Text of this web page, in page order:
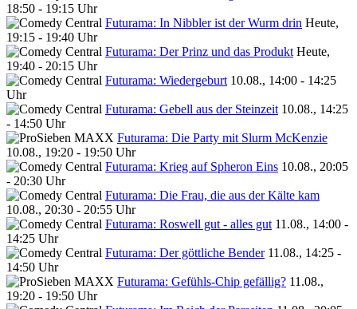
18:50 - 19:15 Uhr
Futurama: In Nibbler ist der Wurm drin Heute,
19:15 - 19:40 Uhr
Futurama: Der Prinz und das Produkt Heute,
19:40 - 20:15 Uhr
Futurama: Wiedergeburt 10.08., 14:00 - 14:25
Uhr
Futurama: Gebell aus der Steinzeit 10.08., 14:25
- 14:50 Uhr
Futurama: Die Party mit Slurm McKenzie
10.08., 19:20 - 19:50 Uhr
Futurama: Krieg auf Spheron Eins 10.08., 20:05
- 20:30 Uhr
Futurama: Die Frau, die aus der Kälte kam
10.08., 20:30 - 20:55 Uhr
Futurama: Roswell gut - alles gut 11.08., 14:00 -
14:25 Uhr
Futurama: Der göttliche Bender 11.08., 14:25 -
14:50 Uhr
Futurama: Gefühls-Chip gefällig? 11.08.,
19:20 - 19:50 Uhr